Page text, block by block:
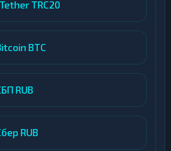
TRC20
BTC
RUB
RUB